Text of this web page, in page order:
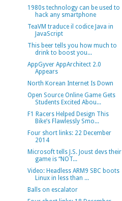
1980s technology can be used to
hack any smartphone
TeaVM traduce il codice Java in
JavaScript
This beer tells you how much to
drink to boost you...
AppGyver AppArchitect 2.0
Appears
North Korean Internet Is Down
Open Source Online Game Gets
Students Excited Abou...
F1 Racers Helped Design This
Bike’s Flawlessly Smo...
Four short links: 22 December
2014
Microsoft tells J.S. Joust devs their
game is “NOT...
Video: Headless ARM9 SBC boots
Linux in less than ...
Balls on escalator